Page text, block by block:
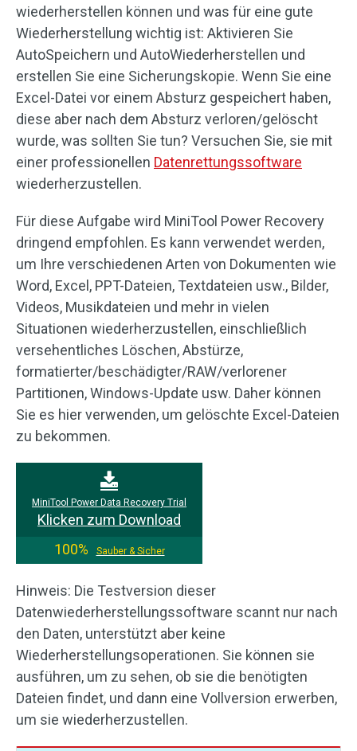
wiederherstellen können und was für eine gute
Wiederherstellung wichtig ist: Aktivieren Sie
AutoSpeichern und AutoWiederherstellen und
erstellen Sie eine Sicherungskopie. Wenn Sie eine
Excel-Datei vor einem Absturz gespeichert haben,
diese aber nach dem Absturz verloren/gelöscht
wurde, was sollten Sie tun? Versuchen Sie, sie mit
einer professionellen Datenrettungssoftware
wiederherzustellen.
Für diese Aufgabe wird MiniTool Power Recovery
dringend empfohlen. Es kann verwendet werden,
um Ihre verschiedenen Arten von Dokumenten wie
Word, Excel, PPT-Dateien, Textdateien usw., Bilder,
Videos, Musikdateien und mehr in vielen
Situationen wiederherzustellen, einschließlich
versehentliches Löschen, Abstürze,
formatierter/beschädigter/RAW/verlorener
Partitionen, Windows-Update usw. Daher können
Sie es hier verwenden, um gelöschte Excel-Dateien
zu bekommen.
MiniTool Power Data Recovery Trial
Klicken zum Download
100%
Sauber & Sicher
Hinweis: Die Testversion dieser
Datenwiederherstellungssoftware scannt nur nach
den Daten, unterstützt aber keine
Wiederherstellungsoperationen. Sie können sie
ausführen, um zu sehen, ob sie die benötigten
Dateien findet, und dann eine Vollversion erwerben,
um sie wiederherzustellen.